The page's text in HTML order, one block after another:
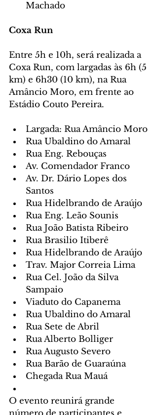
Machado
Coxa Run
Entre 5h e 10h, será realizada a
Coxa Run, com largadas às 6h (5
km) e 6h30 (10 km), na Rua
Amâncio Moro, em frente ao
Estádio Couto Pereira.
Largada: Rua Amâncio Moro
Rua Ubaldino do Amaral
Rua Eng. Rebouças
Av. Comendador Franco
Av. Dr. Dário Lopes dos
Santos
Rua Hidelbrando de Araújo
Rua Eng. Leão Sounis
Rua João Batista Ribeiro
Rua Brasilio Itiberê
Rua Hidelbrando de Araújo
Trav. Major Correia Lima
Rua Cel. João da Silva
Sampaio
Viaduto do Capanema
Rua Ubaldino do Amaral
Rua Sete de Abril
Rua Alberto Bolliger
Rua Augusto Severo
Rua Barão de Guaraúna
Chegada Rua Mauá
O evento reunirá grande